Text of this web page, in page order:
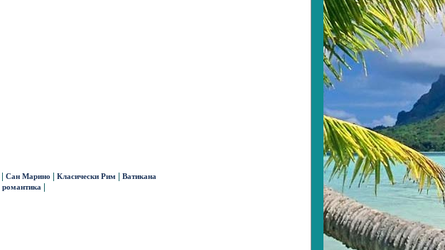
| Сан Марино | Класически Рим | Ватикана
романтика |